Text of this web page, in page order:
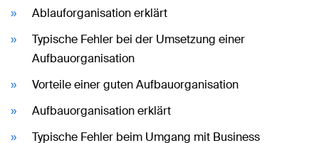
Ablauforganisation erklärt
Typische Fehler bei der Umsetzung einer
Aufbauorganisation
Vorteile einer guten Aufbauorganisation
Aufbauorganisation erklärt
Typische Fehler beim Umgang mit Business